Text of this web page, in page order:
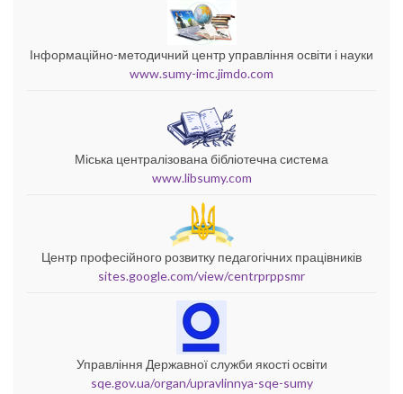
Інформаційно-методичний центр управління освіти і науки
www.sumy-imc.jimdo.com
Міська централізована бібліотечна система
www.libsumy.com
Центр професійного розвитку педагогічних працівників
sites.google.com/view/centrprppsmr
Управління Державної служби якості освіти
sqe.gov.ua/organ/upravlinnya-sqe-sumy